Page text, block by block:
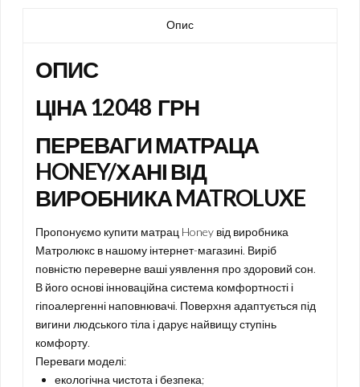
Опис
ОПИС
ЦІНА 12048 ГРН
ПЕРЕВАГИ МАТРАЦА
HONEY/ХАНІ ВІД
ВИРОБНИКА MATROLUXE
Пропонуємо купити матрац Honey від виробника
Матролюкс в нашому інтернет-магазині. Виріб
повністю переверне ваші уявлення про здоровий сон.
В його основі інноваційна система комфортності і
гіпоалергенні наповнювачі. Поверхня адаптується під
вигини людського тіла і дарує найвищу ступінь
комфорту.
Переваги моделі:
екологічна чистота і безпека;